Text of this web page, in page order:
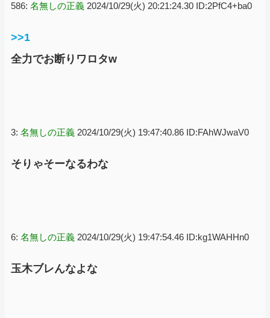
586: 名無しの正義 2024/10/29(火) 20:21:24.30 ID:2PfC4+ba0
>>1
全力でお断りワロタw
3: 名無しの正義 2024/10/29(火) 19:47:40.86 ID:FAhWJwaV0
そりゃそーなるわな
6: 名無しの正義 2024/10/29(火) 19:47:54.46 ID:kg1WAHHn0
玉木ブレんなよな